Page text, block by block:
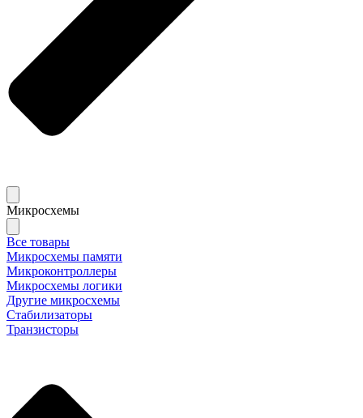
Микросхемы
Все товары
Микросхемы памяти
Микроконтроллеры
Микросхемы логики
Другие микросхемы
Стабилизаторы
Транзисторы